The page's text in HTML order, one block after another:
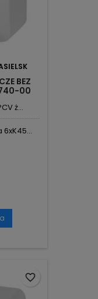
BEZ
00
ż...
favorite_border